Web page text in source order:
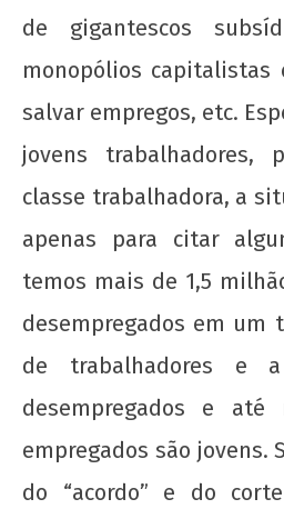
de gigantescos
monopólios capitalistas
salvar empregos, etc.
jovens trabalhadores,
classe trabalhadora, a
apenas para citar
temos mais de 1,5
desempregados em um
de trabalhadores e
desempregados e até
empregados são jovens.
do “acordo” e do